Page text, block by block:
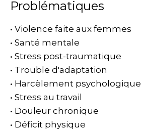
Problématiques
• Violence faite aux femmes
• Santé mentale
• Stress post-traumatique
• Trouble d'adaptation
• Harcèlement psychologique
• Stress au travail
• Douleur chronique
• Déficit physique